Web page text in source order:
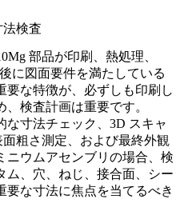
法検査
部品が印刷、熱処理、
に図面要件を満たしている
要な特徴が、必ずしも印刷し
検査計画は重要です。
な寸法チェック、3D スキャ
粗さ測定、および最終外観
ニウムアセンブリの場合、検
ム、穴、ねじ、接合面、シー
要な寸法に焦点を当てるべき